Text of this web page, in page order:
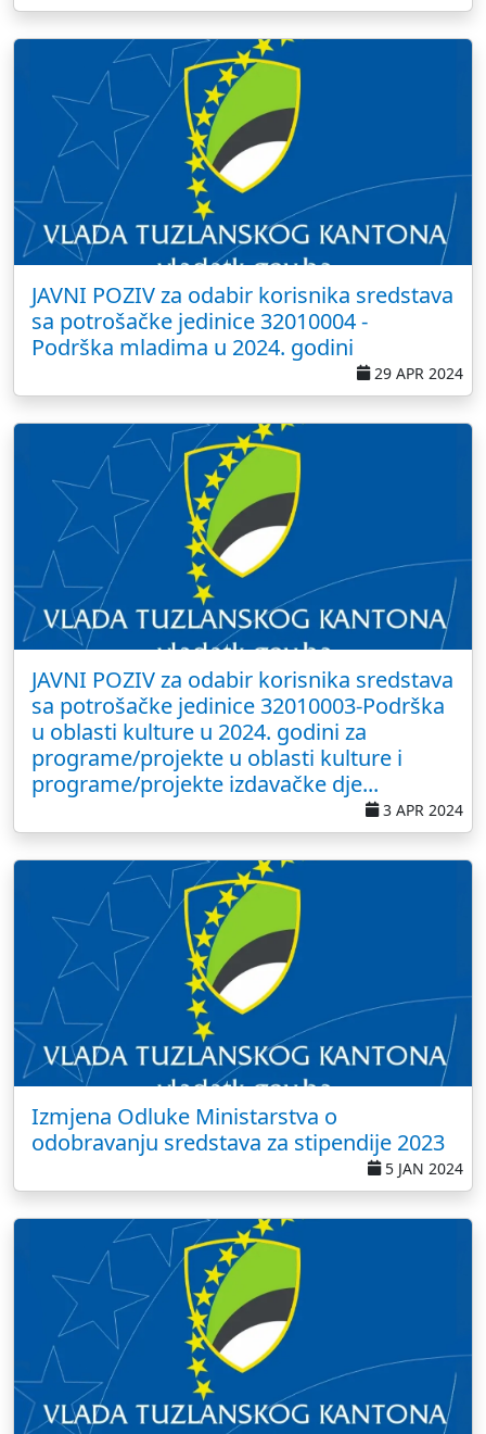
JAVNI POZIV za odabir korisnika sredstava
sa potrošačke jedinice 32010004 -
Podrška mladima u 2024. godini
29 APR 2024
JAVNI POZIV za odabir korisnika sredstava
sa potrošačke jedinice 32010003-Podrška
u oblasti kulture u 2024. godini za
programe/projekte u oblasti kulture i
programe/projekte izdavačke dje...
3 APR 2024
Izmjena Odluke Ministarstva o
odobravanju sredstava za stipendije 2023
5 JAN 2024